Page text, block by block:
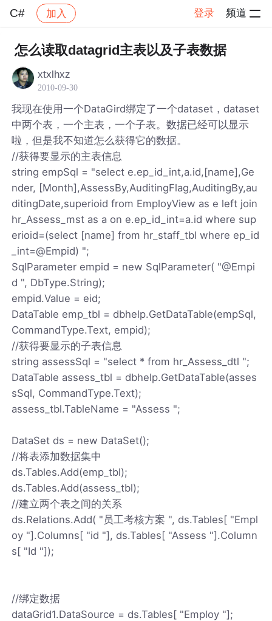
C# 加入 登录 频道
社区 C# 帖子详情
怎么读取datagrid主表以及子表数据
xtxlhxz
2010-09-30
我现在使用一个DataGird绑定了一个dataset，dataset
中两个表，一个主表，一个子表。数据已经可以显示
啦，但是我不知道怎么获得它的数据。
//获得要显示的主表信息
string empSql = "select e.ep_id_int,a.id,[name],Ge
nder, [Month],AssessBy,AuditingFlag,AuditingBy,au
ditingDate,superioid from EmployView as e left join
hr_Assess_mst as a on e.ep_id_int=a.id where sup
erioid=(select [name] from hr_staff_tbl where ep_id
_int=@Empid) ";
SqlParameter empid = new SqlParameter( "@Empi
d ", DbType.String);
empid.Value = eid;
DataTable emp_tbl = dbhelp.GetDataTable(empSql,
CommandType.Text, empid);
//获得要显示的子表信息
string assessSql = "select * from hr_Assess_dtl ";
DataTable assess_tbl = dbhelp.GetDataTable(asses
sSql, CommandType.Text);
assess_tbl.TableName = "Assess ";
DataSet ds = new DataSet();
//将表添加数据集中
ds.Tables.Add(emp_tbl);
ds.Tables.Add(assess_tbl);
//建立两个表之间的关系
ds.Relations.Add( "员工考核方案 ", ds.Tables[ "Empl
oy "].Columns[ "id "], ds.Tables[ "Assess "].Column
s[ "Id "]);
//绑定数据
dataGrid1.DataSource = ds.Tables[ "Employ "];